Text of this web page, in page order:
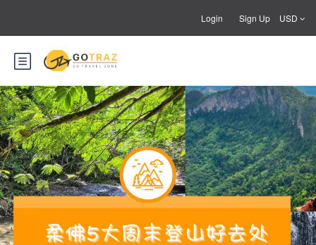
Login Sign Up USD